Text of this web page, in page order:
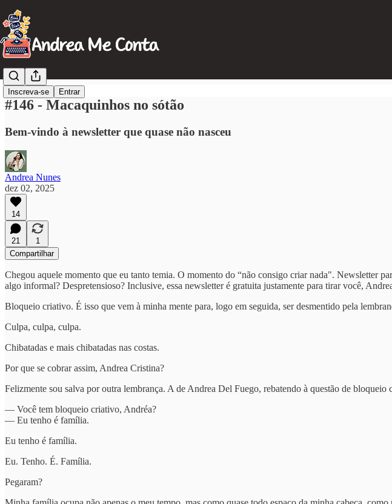
Inscreva-se Entrar
#146 - Macaquinhos no sótão
Bem-vindo à newsletter que quase não nasceu
Andrea Nunes
dez 02, 2025
14
21
1
Compartilhar
Chegou aquele momento que eu tanto temia. O momento do “não consigo criar nada". Newsletter
algo informal? Despretensioso? Inclusive, essa newsletter é gratuita justamente para tirar você,
Bloqueio criativo. É isso que vem à minha mente para, logo em seguida, ser desmentido pela
Culpa, culpa, culpa.
Chibatadas e mais chibatadas nas costas.
Por que se cobrar assim, Andrea Cristina?
Felizmente sou salva por outra lembrança. A de Andrea Del Fuego, rebatendo à questão de
— Você tem bloqueio criativo, Andréa?
— Eu tenho é família.
Eu tenho é família.
Eu. Tenho. É. Família.
Pegaram?